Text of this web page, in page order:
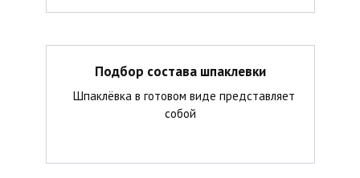
Подбор состава шпаклевки
Шпаклёвка в готовом виде представляет
собой